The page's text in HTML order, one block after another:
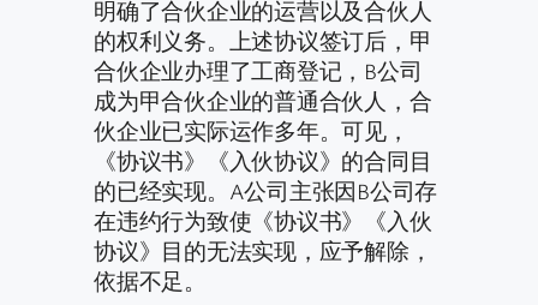
明确了合伙企业的运营以及合伙人
的权利义务。上述协议签订后，甲
合伙企业办理了工商登记，B公司
成为甲合伙企业的普通合伙人，合
伙企业已实际运作多年。可见，
《协议书》《入伙协议》的合同目
的已经实现。A公司主张因B公司存
在违约行为致使《协议书》《入伙
协议》目的无法实现，应予解除，
依据不足。